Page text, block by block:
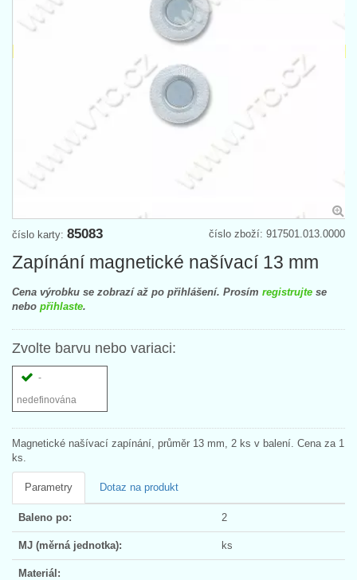
číslo zboží: 917501.013.0000
číslo karty: 85083
Zapínání magnetické našívací 13 mm
Cena výrobku se zobrazí až po přihlášení. Prosím registrujte se
nebo přihlaste.
Zvolte barvu nebo variaci:
-
nedefinována
Magnetické našívací zapínání, průměr 13 mm, 2 ks v balení. Cena za 1
ks.
Parametry Dotaz na produkt
Baleno po: 2
MJ (měrná jednotka): ks
Materiál: